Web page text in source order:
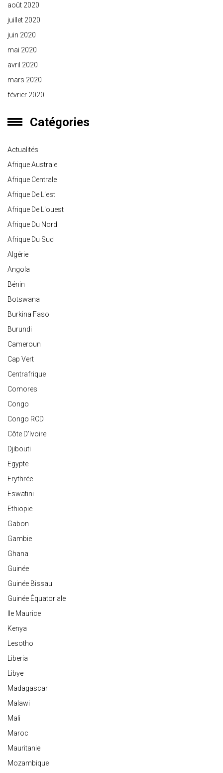
août 2020
juillet 2020
juin 2020
mai 2020
avril 2020
mars 2020
février 2020
Catégories
Actualités
Afrique Australe
Afrique Centrale
Afrique De L'est
Afrique De L'ouest
Afrique Du Nord
Afrique Du Sud
Algérie
Angola
Bénin
Botswana
Burkina Faso
Burundi
Cameroun
Cap Vert
Centrafrique
Comores
Congo
Congo RCD
Côte D'Ivoire
Djibouti
Egypte
Erythrée
Eswatini
Ethiopie
Gabon
Gambie
Ghana
Guinée
Guinée Bissau
Guinée Équatoriale
Ile Maurice
Kenya
Lesotho
Liberia
Libye
Madagascar
Malawi
Mali
Maroc
Mauritanie
Mozambique